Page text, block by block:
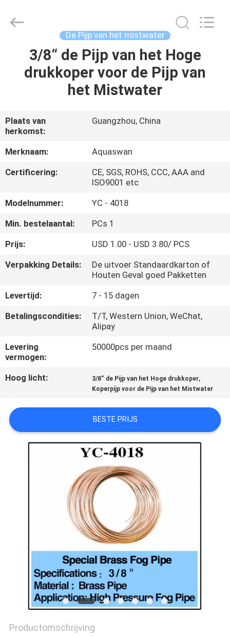
HUIS
PRODUCTEN
ONGEVEER
ONS
FABRIEKSREIS
KWALITEITSCONTROLE
CONTACTEER
ONS
OM
EEN
NEWS
SITEMAP
PRIVACY
water
co,.ltd.
De Pijp van het mistwater
3/8“ de Pijp van het Hoge
drukkoper voor de Pijp van
het Mistwater
Plaats van
herkomst:
Guangzhou, China
Merknaam:
Aquaswan
Certificering:
CE, SGS, ROHS, CCC, AAA and
ISO9001 etc
Modelnummer:
YC - 4018
Min. bestelaantal:
PCs 1
Prijs:
USD 1.00 - USD 3.80/ PCS
Verpakking Details:
De uitvoer Standaardkarton of
Houten Geval goed Pakketten
Levertijd:
7 - 15 dagen
Betalingscondities:
T/T, Western Union, WeChat,
Alipay
Levering
vermogen:
50000pcs per maand
Hoog licht: 3/8“ de Pijp van het Hoge drukkoper,
Koperpijp voor de Pijp van het Mistwater
BESTE PRIJS
Productomschrijving